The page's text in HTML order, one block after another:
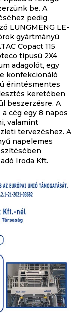
be. A
pedig
LUNGMENG LE-
gyártmányú
Copact 115
tipusú 2X4
adagolót, egy
konfekcionáló
érintésmentes
keretében
beszerzésre. A
cég egy 8 napos
valamint
tervezéshez. A
napelemes
Iroda Kft.